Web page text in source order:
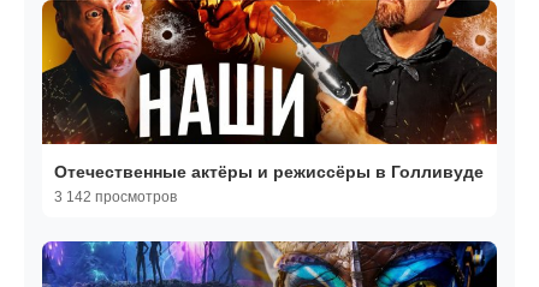
Отечественные актёры и режиссёры в Голливуде
3 142 просмотров